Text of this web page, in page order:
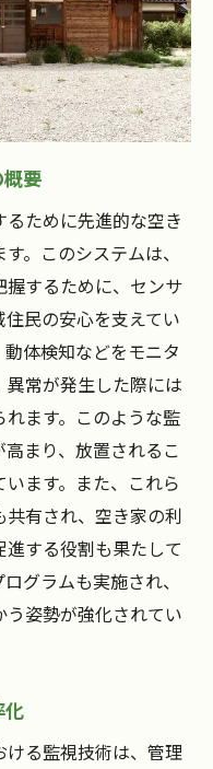
要
ために先進的な空き
。このシステムは、
するために、センサ
民の安心を支えてい
体検知などをモニタ
常が発生した際には
ます。このような監
まり、放置されるこ
ます。また、これら
有され、空き家の利
する役割も果たして
グラムも実施され、
姿勢が強化されてい
化
る監視技術は、管理